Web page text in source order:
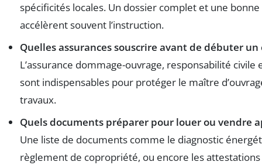
spécificités locales. Un dossier complet et une
accélèrent souvent l’instruction.
Quelles assurances souscrire avant de débuter un
L’assurance dommage-ouvrage, responsabilité civile
sont indispensables pour protéger le maître
travaux.
Quels documents préparer pour louer ou vendre
Une liste de documents comme le diagnostic
règlement de copropriété, ou encore les